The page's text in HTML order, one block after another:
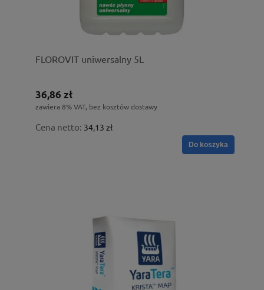
FLOROVIT uniwersalny 5L
36,86 zł
zawiera 8% VAT, bez kosztów dostawy
Cena netto: 34,13 zł
Do koszyka